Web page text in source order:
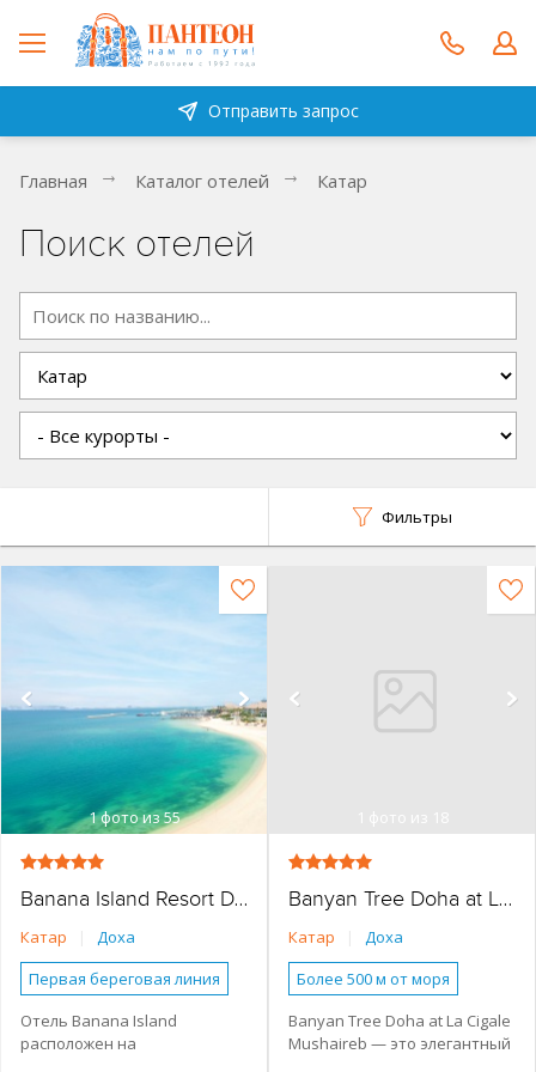
Отправить запрос
Главная Каталог отелей Катар
Поиск отелей
Фильтры
1фото из 55
Banana Island Resort Doha By Anantara
Катар
Доха
Первая береговая линия
Бунгало
Виллы
2 спальни
3 спальни
Отель Banana Island
расположен на
фото из 18
Banyan Tree Doha at La Cigale Mushaireb
Катар
Доха
Более 500 м от моря
Наличие туристической
инфраструктуры рядом
Banyan Tree Doha at La Cigale
Mushaireb — это элегантный